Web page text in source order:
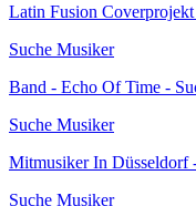
Latin Fusion
Suche Musiker
Band - Echo Of Time -
Suche Musiker
Mitmusiker In Düsseldorf
Suche Musiker